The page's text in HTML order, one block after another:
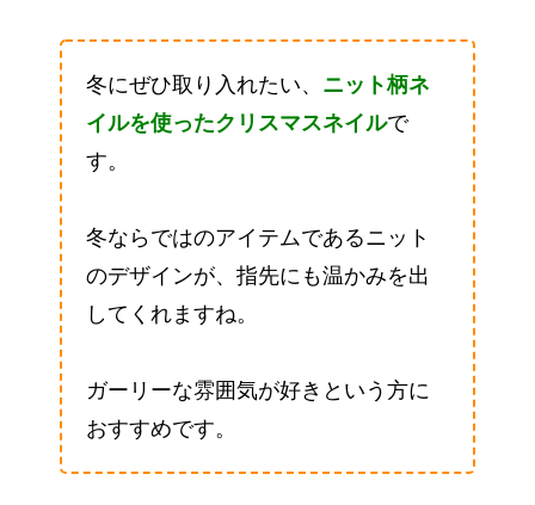
冬にぜひ取り入れたい、 ニット柄ネ
イルを使ったクリスマスネイルで
す。
冬ならではのアイテムであるニット
のデザインが、指先にも温かみを出
してくれますね。
ガーリーな雰囲気が好きという方に
おすすめです。